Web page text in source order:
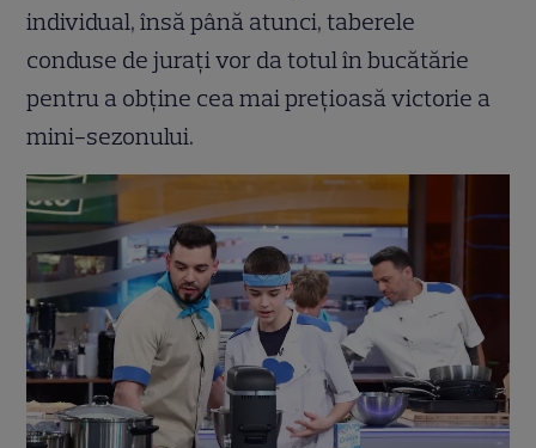
individual, însă până atunci, taberele
conduse de jurați vor da totul în bucătărie
pentru a obține cea mai prețioasă victorie a
mini-sezonului.